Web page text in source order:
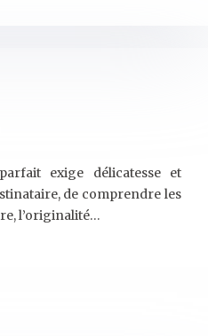
exige délicatesse et
de comprendre les
l’originalité…